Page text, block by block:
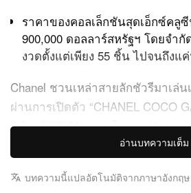
ราคาของคอลเล็กชันสุดเอ็กซ์คลู
900,000 ดอลลาร์สหรัฐฯ โดยจำ
งวดตั้งแต่เพียง 55 ชิ้น ไปจนถึงแ
Chanel ชวนเหล่าสายลักชัวรีมาเล่
ผ่านการเปิดตัว “CHANEL COCO
COLLECTION” ภายในงาน
Geneva 2026 อีเวนต์เรือธงของวง
ระดับประวัติศาสตร์แบรนด์นี้ตีความ
ใหม่อย่างสร้างสรรค์ ตั้งแต่หมากรุกดั้
อ่านบทความเต็ม
บทความนี้แปลอัตโนมัติจากภาษาอังกฤษ